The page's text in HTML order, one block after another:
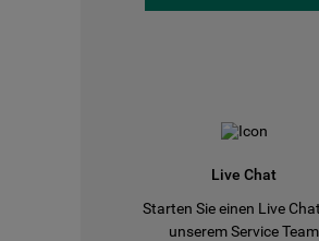
Live Chat
Starten Sie einen Live
unserem Service Team